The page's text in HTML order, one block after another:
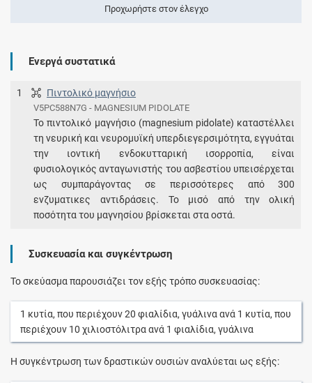
Προχωρήστε στον έλεγχο
Ενεργά συστατικά
1 Πιντολικό μαγνήσιο
V5PC588N7G - MAGNESIUM PIDOLATE
Το πιντολικό μαγνήσιο (magnesium pidolate) καταστέλλει
τη νευρική και νευρομυϊκή υπερδιεγερσιμότητα, εγγυάται
την ιοντική ενδοκυτταρική ισορροπία, είναι
φυσιολογικός ανταγωνιστής του ασβεστίου υπεισέρχεται
ως συμπαράγοντας σε περισσότερες από 300
ενζυματικες αντιδράσεις. Το μισό από την ολική
ποσότητα του μαγνησίου βρίσκεται στα οστά.
Συσκευασία και συγκέντρωση
Το σκεύασμα παρουσιάζει τον εξής τρόπο συσκευασίας:
1 κυτία, που περιέχουν20 φιαλίδια, γυάλιναανά 1 κυτία, που
περιέχουν 10 χιλιοστόλιτραανά 1 φιαλίδια, γυάλινα
Η συγκέντρωση των δραστικών ουσιών αναλύεται ως εξής: